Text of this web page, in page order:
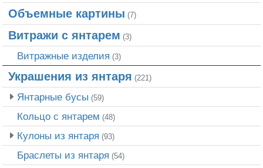
Объемные картины (7)
Витражи с янтарем (3)
Витражные изделия (3)
Украшения из янтаря (221)
Янтарные бусы (59)
Кольцо с янтарем (48)
Кулоны из янтаря (93)
Браслеты из янтаря (54)